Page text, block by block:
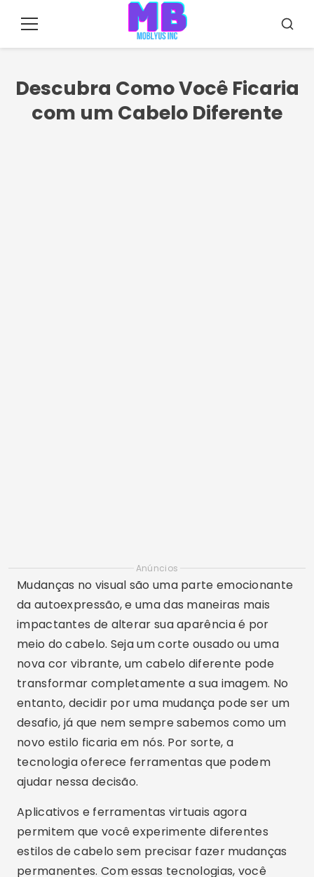
paraMenu
Descubra Como Você Ficaria
com um Cabelo Diferente
Anúncios
Mudanças no visual são uma parte emocionante
da autoexpressão, e uma das maneiras mais
impactantes de alterar sua aparência é por
meio do cabelo. Seja um corte ousado ou uma
nova cor vibrante, um cabelo diferente pode
transformar completamente a sua imagem. No
entanto, decidir por uma mudança pode ser um
desafio, já que nem sempre sabemos como um
novo estilo ficaria em nós. Por sorte, a
tecnologia oferece ferramentas que podem
ajudar nessa decisão.
Aplicativos e ferramentas virtuais agora
permitem que você experimente diferentes
estilos de cabelo sem precisar fazer mudanças
permanentes. Com essas tecnologias, você